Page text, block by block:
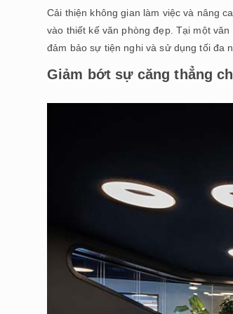
Cải thiện không gian làm việc và nâng
vào thiết kế văn phòng đẹp. Tại một
đảm bảo sự tiện nghi và sử dụng tối đa
Giảm bớt sự căng thẳng